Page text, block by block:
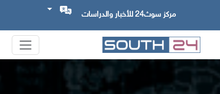
مركز سوث24 للأخبار والدراسات